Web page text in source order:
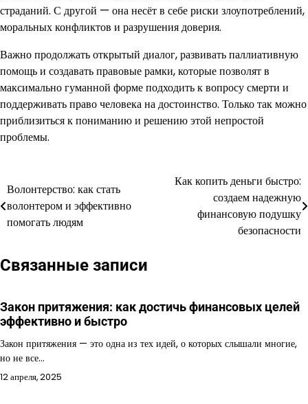
страданий. С другой — она несёт в себе риски злоупотреблений,
моральных конфликтов и разрушения доверия.
Важно продолжать открытый диалог, развивать паллиативную
помощь и создавать правовые рамки, которые позволят в
максимально гуманной форме подходить к вопросу смерти и
поддерживать право человека на достоинство. Только так можно
приблизиться к пониманию и решению этой непростой
проблемы.
Навигация
по
Волонтерство: как стать
волонтером и эффективно
помогать людям
Как копить деньги быстро:
создаем надежную
финансовую подушку
безопасности
Связанные записи
Закон притяжения: как достичь финансовых целей
эффективно и быстро
Закон притяжения — это одна из тех идей, о которых слышали многие,
но не все…
12 апреля, 2025